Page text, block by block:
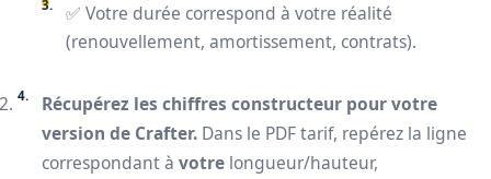
✅ Votre durée correspond à votre réalité
(renouvellement, amortissement, contrats).
Récupérez les chiffres constructeur pour votre
version de Crafter. Dans le PDF tarif, repérez la ligne
correspondant à votre longueur/hauteur,